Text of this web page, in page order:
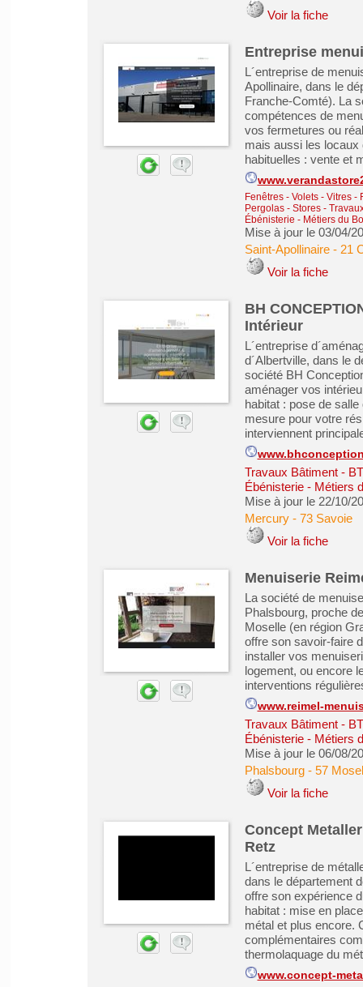
Voir la fiche
Entreprise
L´entreprise de
Apollinaire, dans le
Franche-Comté). La
compétences de
vos fermetures ou
mais aussi les
habituelles : vente et
Fenêtres - Volets - Vitres -
Pergolas - Stores-
Ébénisterie - Métiers du
Mise à jour le 03/04/
Saint-Apollinaire- 21
Voir la fiche
BH
Intérieur
L´entreprise
d´Albertville, dans le
société BH
aménager vos
habitat : pose de
mesure pour votre
interviennent
Travaux Bâtiment -
Ébénisterie - Métiers
Mise à jour le 22/10/
Mercury- 73 Savoie
Voir la fiche
Menuiserie
La société de
Phalsbourg, proche
Moselle (en région
offre son savoir-faire
installer vos
logement, ou encore
interventions
www.reimel-
Travaux Bâtiment -
Ébénisterie - Métiers
Mise à jour le 06/08/
Phalsbourg- 57
Voir la fiche
Concept
Retz
L´entreprise de
dans le département
offre son expérience
habitat : mise en
métal et plus encore.
complémentaires
thermolaquage du
www.concept-